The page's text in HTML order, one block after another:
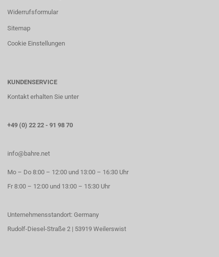
Widerrufsformular
Sitemap
Cookie Einstellungen
KUNDENSERVICE
Kontakt erhalten Sie unter
+49 (0) 22 22 - 91 98 70
info@bahre.net
Mo – Do 8:00 – 12:00 und 13:00 – 16:30 Uhr
Fr 8:00 – 12:00 und 13:00 – 15:30 Uhr
Unternehmensstandort: Germany
Rudolf-Diesel-Straße 2 | 53919 Weilerswist